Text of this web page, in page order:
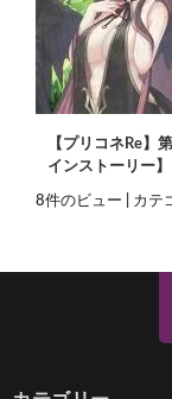
【プリコネRe
インストーリー】
8件のビュー カテ